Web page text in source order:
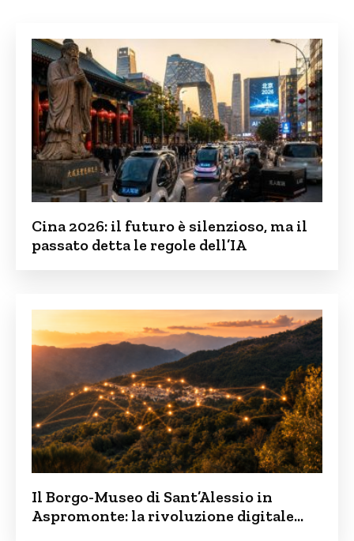
Cina 2026: il futuro è silenzioso, ma il
passato detta le regole dell’IA
Il Borgo-Museo di Sant’Alessio in
Aspromonte: la rivoluzione digitale